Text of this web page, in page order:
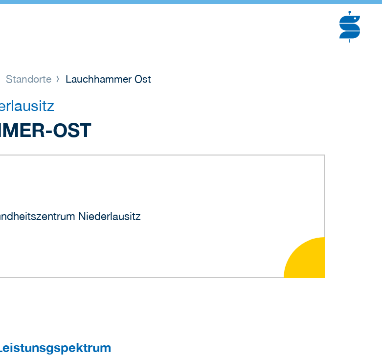
Standorte Lauchhammer Ost
OST
Niederlausitz